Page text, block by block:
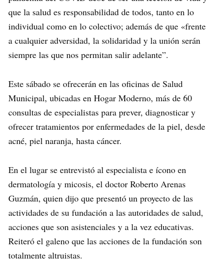
que la salud es responsabilidad de todos, tanto en lo
individual como en lo colectivo; además de que «frente
a cualquier adversidad, la solidaridad y la unión serán
siempre las que nos permitan salir adelante”.
Este sábado se ofrecerán en las oficinas de Salud
Municipal, ubicadas en Hogar Moderno, más de 60
consultas de especialistas para prever, diagnosticar y
ofrecer tratamientos por enfermedades de la piel, desde
acné, piel naranja, hasta cáncer.
En el lugar se entrevistó al especialista e ícono en
dermatología y micosis, el doctor Roberto Arenas
Guzmán, quien dijo que presentó un proyecto de las
actividades de su fundación a las autoridades de salud,
acciones que son asistenciales y a la vez educativas.
Reiteró el galeno que las acciones de la fundación son
totalmente altruistas.